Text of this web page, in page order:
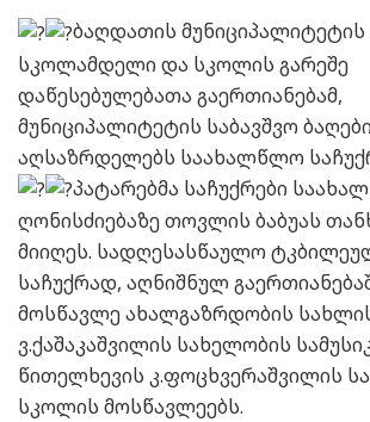
ბაღდათის მუნიციპალიტეტის
სკოლამდელი და სკოლის გარეშე
დაწესებულებათა გაერთიანებამ,
მუნიციპალიტეტის საბავშვო
აღსაზრდელებს საახალწლო
პატარებმა საჩუქრები
ღონისძიებაზე თოვლის ბაბუას
მიიღეს. სადღესასწაულო
საჩუქრად, აღნიშნულ
მოსწავლე ახალგაზრდობის
ვ.ქაშაკაშვილის სახელობის
წითელხევის კ.ფოცხვერაშვილის
სკოლის მოსწავლეებს.